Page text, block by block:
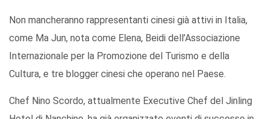
Non mancheranno rappresentanti cinesi già attivi in Italia,
come Ma Jun, nota come Elena, Beidi dell’Associazione
Internazionale per la Promozione del Turismo e della
Cultura, e tre blogger cinesi che operano nel Paese.
Chef Nino Scordo, attualmente Executive Chef del Jinling